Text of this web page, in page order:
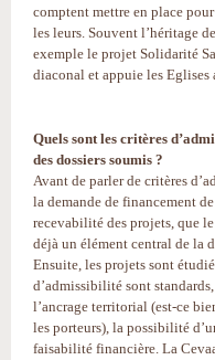
comptent mettre en place
les leurs. Souvent l’héritage
exemple le projet Solidarité
diaconal et appuie les Eglises
Quels sont les critères
des dossiers soumis ?
Avant de parler de critères
la demande de financement
recevabilité des projets, que
déjà un élément central de la
Ensuite, les projets sont
d’admissibilité sont
l’ancrage territorial (est-ce
les porteurs), la possibilité
faisabilité financière. La